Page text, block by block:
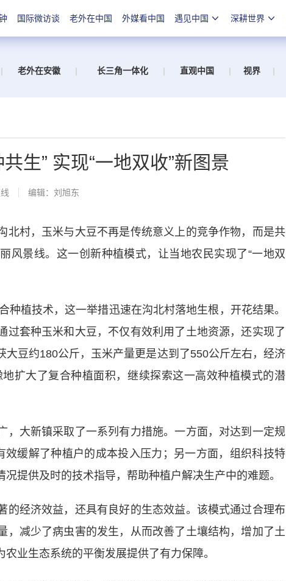
国际微访谈 老外在中国 外媒看中国 遇见中国 深耕世界
| 老外在安徽 | 长三角一体化 | 直观中国 | 视界 |
生” 实现“一地双收”新图景
编辑：刘旭东
村，玉米与大豆不再是传统意义上的竞争作物，而是共
风景线。这一创新种植模式，让当地农民实现了“一地双
植技术，这一举措迅速在沟北村落地生根，开花结果。
过套种玉米和大豆，不仅有效利用了土地资源，还实现了
豆约180公斤，玉米产量更是达到了550公斤左右，经济
扩大了复合种植面积，继续探索这一高效种植模式的潜
大新镇采取了一系列有力措施。一方面，对达到一定规
缓解了种植户的成本投入压力；另一方面，组织科技特
提供及时的技术指导，帮助种植户解决生产中的难题。
经济效益，还具有良好的生态效益。该模式通过合理布
，减少了病虫害的发生，从而改善了土壤结构，增加了土
业生态系统的平衡发展提供了有力保障。